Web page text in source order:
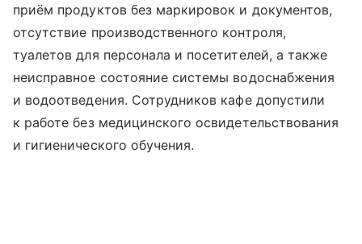
приём продуктов без маркировок и документов,
отсутствие производственного контроля,
туалетов для персонала и посетителей, а также
неисправное состояние системы водоснабжения
и водоотведения. Сотрудников кафе допустили
к работе без медицинского освидетельствования
и гигиенического обучения.